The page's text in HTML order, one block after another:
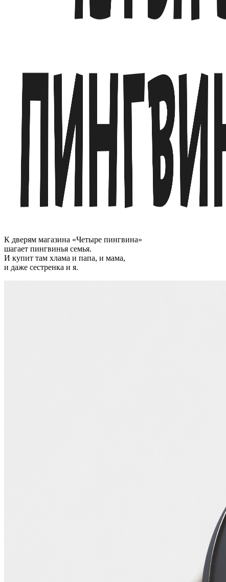
К дверям магазина «Четыре пингвина»
шагает пингвинья семья.
И купит там хлама и папа, и мама,
и даже сестренка и я.